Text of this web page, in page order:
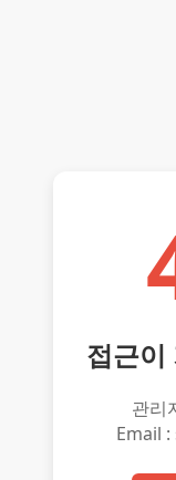
접근이
관리
Email